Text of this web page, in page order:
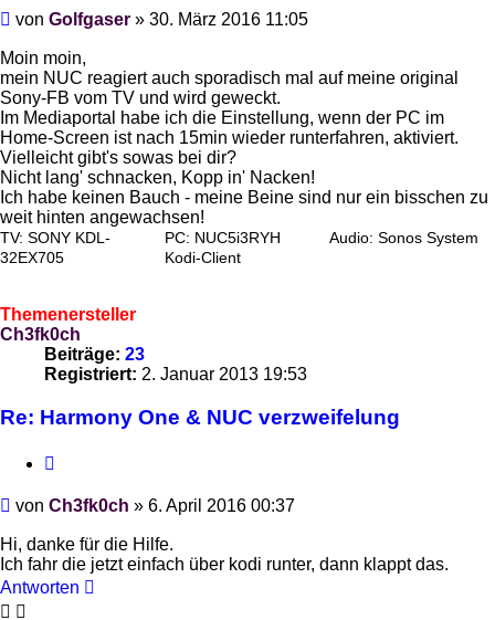
Beitrag
von Golfgaser » 30. März 2016 11:05
Moin moin,
mein NUC reagiert auch sporadisch mal auf meine original
Sony-FB vom TV und wird geweckt.
Im Mediaportal habe ich die Einstellung, wenn der PC im
Home-Screen ist nach 15min wieder runterfahren, aktiviert.
Vielleicht gibt's sowas bei dir?
Nicht lang' schnacken, Kopp in' Nacken!
Ich habe keinen Bauch - meine Beine sind nur ein bisschen zu
weit hinten angewachsen!
TV: SONY KDL-
32EX705
PC: NUC5i3RYH
Kodi-Client
Audio: Sonos System
Themenersteller
Ch3fk0ch
Beiträge: 23
Registriert: 2. Januar 2013 19:53
Re: Harmony One & NUC verzweifelung
Beitrag
von Ch3fk0ch » 6. April 2016 00:37
Hi, danke für die Hilfe.
Ich fahr die jetzt einfach über kodi runter, dann klappt das.
Antworten